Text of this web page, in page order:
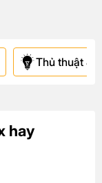
Thủ thuật &
hay